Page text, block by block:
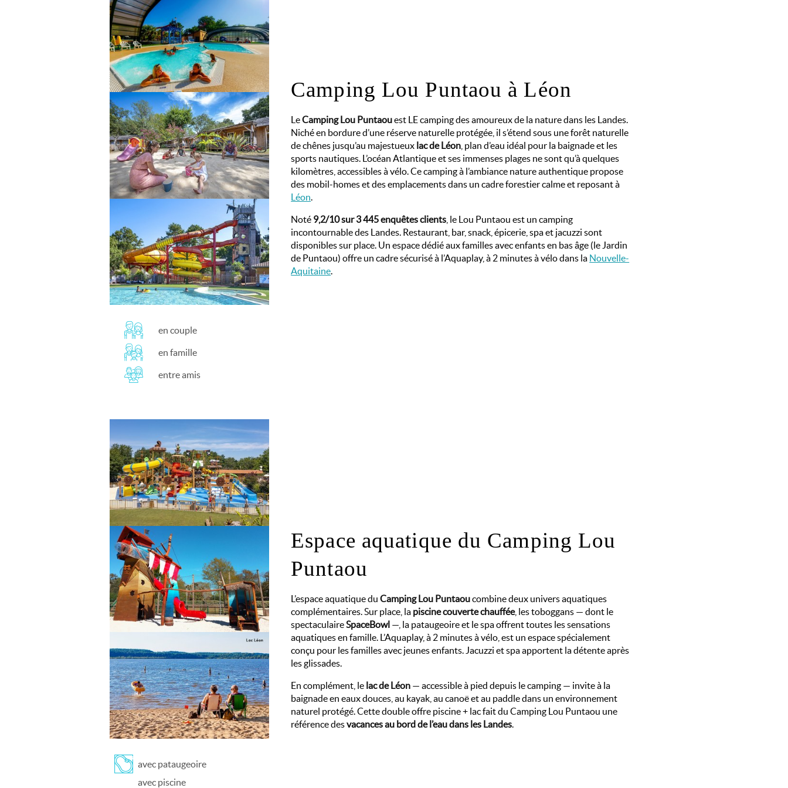
en couple
en famille
entre amis
Camping Lou Puntaou à Léon
LeCamping Lou Puntaouest LE camping des amoureux de la nature dans les Landes.
Niché en bordure d’une réserve naturelle protégée, il s’étend sous une forêt naturelle
de chênes jusqu’au majestueux lac de Léon , plan d’eau idéal pour la baignade et les
sports nautiques. L’océan Atlantique et ses immenses plages ne sont qu’à quelques
kilomètres, accessibles à vélo. Ce camping à l’ambiance nature authentique propose
des mobil-homes et des emplacements dans un cadre forestier calme et reposant à
Léon.
Noté 9,2/10 sur 3 445 enquêtes clients , le Lou Puntaou est un camping
incontournable des Landes. Restaurant, bar, snack, épicerie, spa et jacuzzi sont
disponibles sur place. Un espace dédié aux familles avec enfants en bas âge (le Jardin
de Puntaou) offre un cadre sécurisé à l’Aquaplay, à 2 minutes à vélo dans la Nouvelle-
Aquitaine.
avec pataugeoire
avec piscine
Espace aquatique du Camping Lou
Puntaou
L’espace aquatique duCamping Lou Puntaoucombine deux univers aquatiques
complémentaires. Sur place, la piscine couverte chauffée, les toboggans — dont le
spectaculaire SpaceBowl —, la pataugeoire et le spa offrent toutes les sensations
aquatiques en famille. L’Aquaplay, à 2 minutes à vélo, est un espace spécialement
conçu pour les familles avec jeunes enfants. Jacuzzi et spa apportent la détente après
les glissades.
En complément, le lac de Léon — accessible à pied depuis le camping — invite à la
baignade en eaux douces, au kayak, au canoë et au paddle dans un environnement
naturel protégé. Cette double offre piscine + lac fait du Camping Lou Puntaou une
référence desvacances au bord de l’eau dans les Landes